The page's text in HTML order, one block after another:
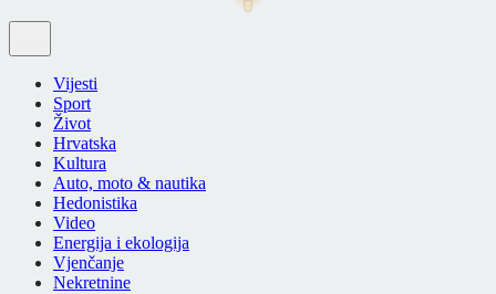
Vijesti
Sport
Život
Hrvatska
Kultura
Auto, moto & nautika
Hedonistika
Video
Energija i ekologija
Vjenčanje
Nekretnine